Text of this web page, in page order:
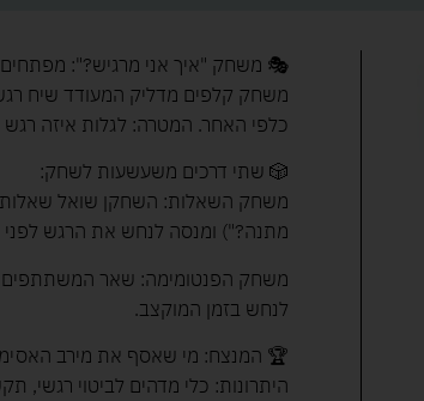
🎭 משחק "איך אני מרגיש?": מפתחים
משחק קלפים מדליק המעודד שיח
כלפי האחר. המטרה: לגלות איזה
🎲 שתי דרכים משעשעות לשחק:
משחק השאלות: השחקן שואל
מתנה?") ומנסה לנחש את הרגש לפני
משחק הפנטומימה: שאר המשתתפים
לנחש בזמן המוקצב.
🏆 המנצח: מי שאסף את מירב
היתרונות: כלי מדהים לביטוי רגשי,